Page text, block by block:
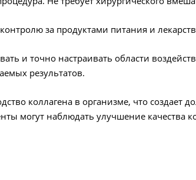
за продуктами питания и
и точно настраивать области
результатов.
коллагена в организме, что создает
могут наблюдать улучшение